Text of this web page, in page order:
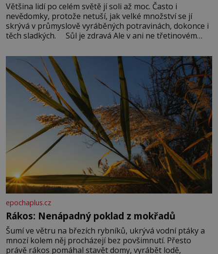
Většina lidí po celém světě jí soli až moc. Často i
nevědomky, protože netuší, jak velké množství se jí
skrývá v průmyslově vyráběných potravinách, dokonce i
těch sladkých. Sůl je zdravá Ale v ani ne třetinovém
základní složky– sodík a chlór – jsou zásadní pro
správné hospodaření
epochaplus.cz
Rákos: Nenápadný poklad z mokřadů
Šumí ve větru na březích rybníků, ukrývá vodní ptáky a
mnozí kolem něj procházejí bez povšimnutí. Přesto
právě rákos pomáhal stavět domy, vyrábět lodě,